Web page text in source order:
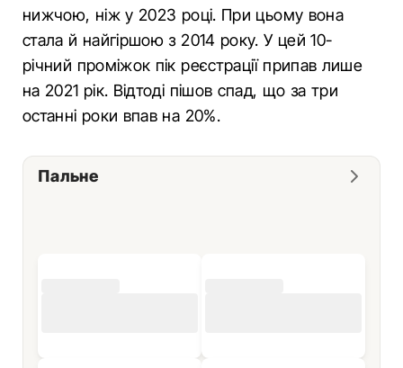
нижчою, ніж у 2023 році. При цьому вона
стала й найгіршою з 2014 року. У цей 10-
річний проміжок пік реєстрації припав лише
на 2021 рік. Відтоді пішов спад, що за три
останні роки впав на 20%.
Пальне